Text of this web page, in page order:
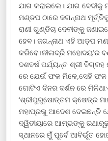
ଯାଗ କରାଇଲେ। ଯାଗ
ମଣ୍ଡପ ଠାରେ ଜଗନ୍ନାଥ
ରାଣୀ ଗୁଣ୍ଡିଚା ଦେବୀଙ୍କୁ
ହେବ। ଜଗନ୍ନାଥ ଏହି ଆଡ଼ପ
କରିବେ।ନୀଳାଦ୍ରି ମହୋଦୟ’ର
ଦଶବର୍ଷ ପର୍ଯ୍ୟନ୍ତ ଶ୍ରୀ ବିଗ୍ରହ
ରେ ଯେଉଁ ଫଳ ମିଳେ,ସେହି ଫଳ
ଗୋଟିଏ ଦିନର ଦର୍ଶନ ରେ
‘ଶ୍ରୀପୁରୁଷୋତ୍ତମ କ୍ଷେତ୍ର
ମହାପ୍ରଭୁ ଆଦେଶ ଦେଇଛନ୍ତି
ଦ୍ୱିତୀୟାରେ ଆମ୍ଭଙ୍କୁ
ସ୍ଥାନରେ ମୁଁ ପୂର୍ବେ ଆବିର୍ଭୂତ